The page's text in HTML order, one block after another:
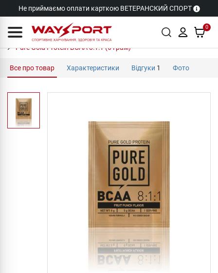
Не приймаємо оплати карткою ВЕТЕРАНСКИЙ СПОРТ
0
Pure Gold Protein BCAA 8:1:1 (6 грам)
Все про товар Характеристики Відгуки 1 Фото